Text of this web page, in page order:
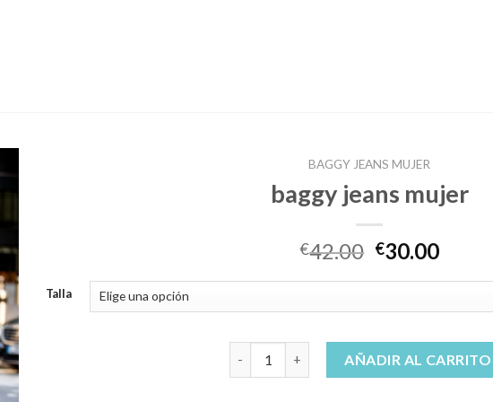
BAGGY JEANS MUJER
baggy jeans mujer
€42.00 €30.00
Talla
baggy jeans mujer cantidadAÑADIR AL CARRITO